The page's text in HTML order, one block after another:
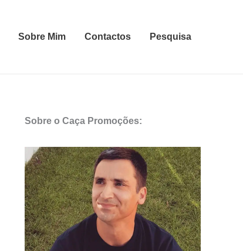
Sobre Mim Contactos Pesquisa
Sobre o Caça Promoções: